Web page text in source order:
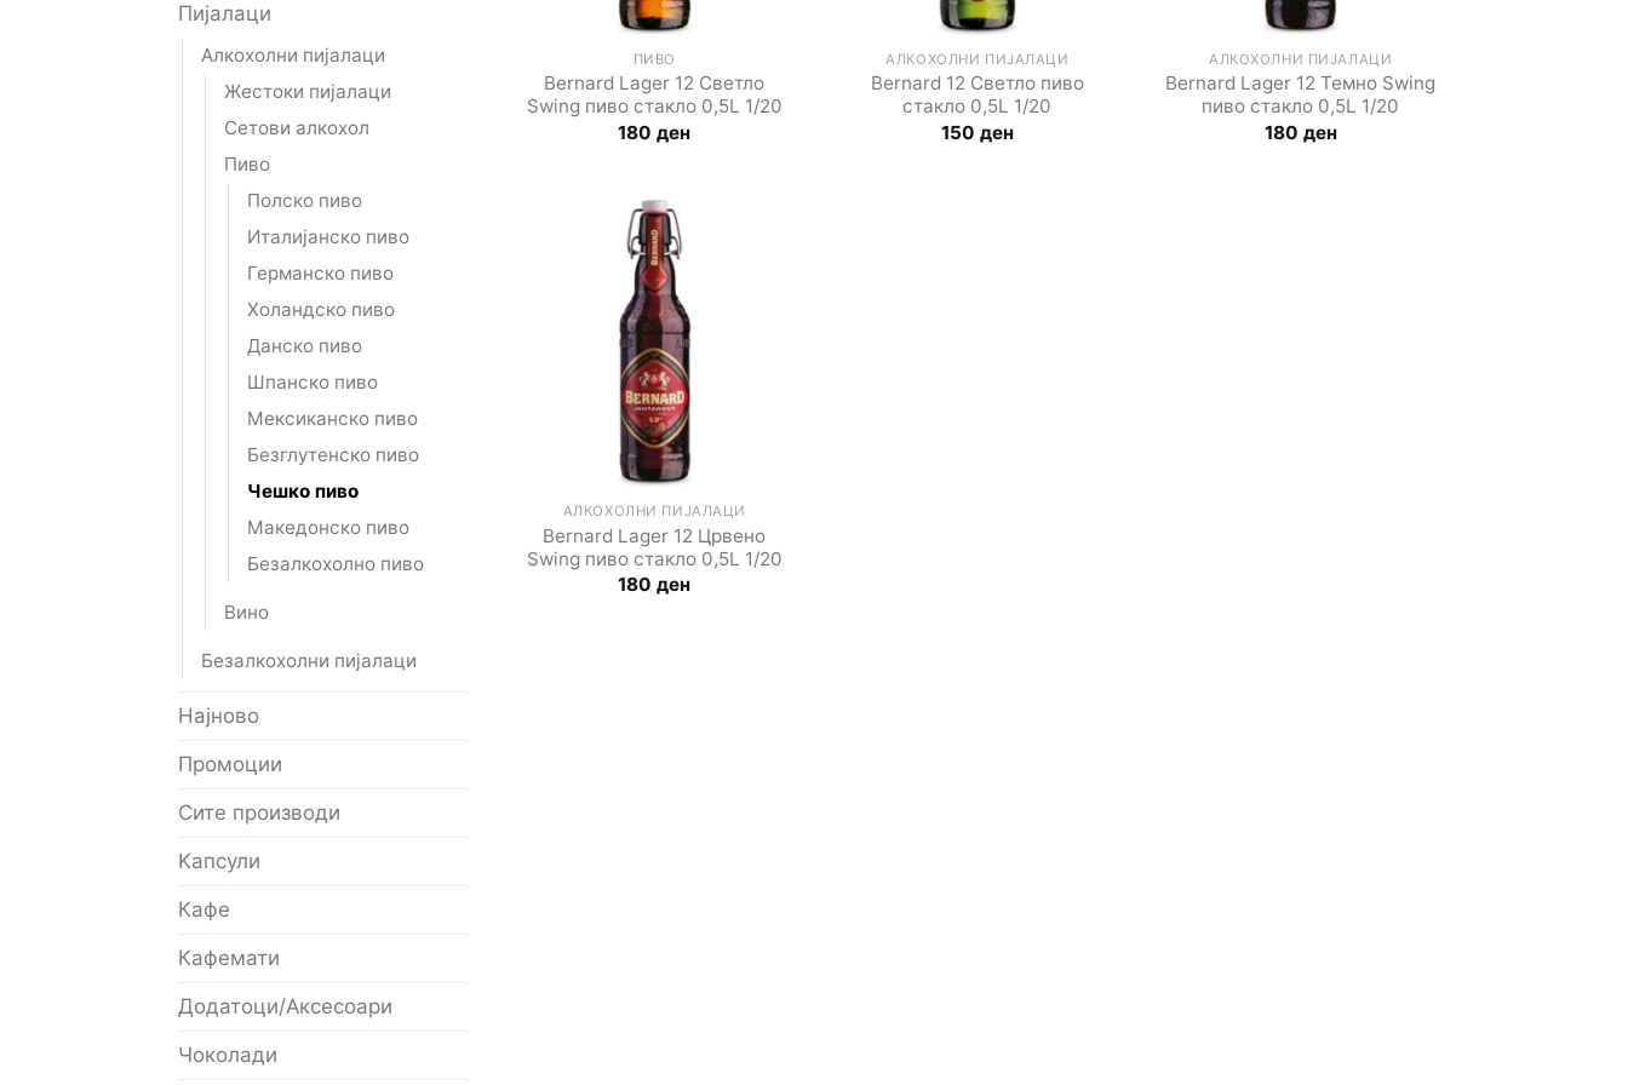
Пијалаци
Алкохолни пијалаци
Жестоки пијалаци
Сетови алкохол
Пиво
Полско пиво
Италијанско пиво
Германско пиво
Холандско пиво
Данско пиво
Шпанско пиво
Мексиканско пиво
Безглутенско пиво
Чешко пиво
Македонско пиво
Безалкохолно пиво
Вино
Безалкохолни пијалаци
Најново
Промоции
Сите производи
Kапсули
Кафе
Кафемати
Додатоци/Аксесоари
Чоколади
ПИВО
Bernard Lager 12 Светло
Swing пиво стакло 0,5L 1/20
180ден
АЛКОХОЛНИ ПИЈАЛАЦИ
Bernard 12 Светло пиво
стакло 0,5L 1/20
150 ден
АЛКОХОЛНИ ПИЈАЛАЦИ
Bernard Lager 12 Темно Swing
пиво стакло 0,5L 1/20
180 ден
АЛКОХОЛНИ ПИЈАЛАЦИ
Bernard Lager 12 Црвено
Swing пиво стакло 0,5L 1/20
180ден